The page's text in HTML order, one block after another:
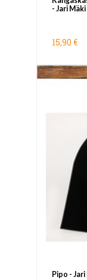
- Jari
15,90 €
Pipo -